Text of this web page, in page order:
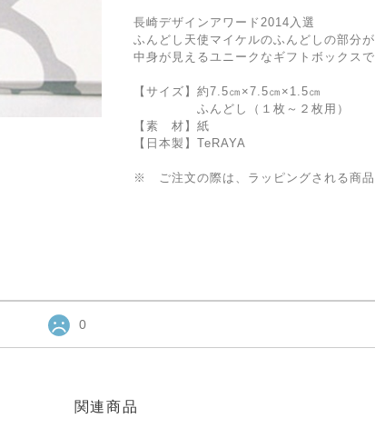
長崎デザインアワード2014入選
ふんどし天使マイケルのふんどしの部分
中身が見えるユニークなギフトボックスで
【サイズ】約7.5㎝×7.5㎝×1.5㎝
ふんどし（１枚～２枚用）
【素 材】紙
【日本製】TeRAYA
※ ご注文の際は、ラッピングされる商品
0
関連商品